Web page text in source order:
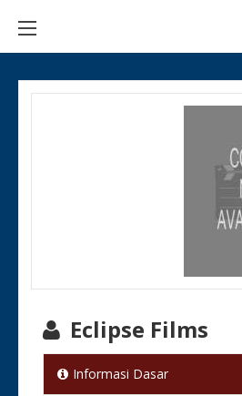
Eclipse Films
Informasi Dasar